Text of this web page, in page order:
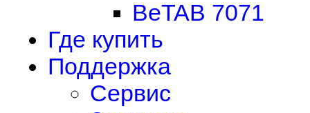
BeTAB 7071
Где купить
Поддержка
Сервис